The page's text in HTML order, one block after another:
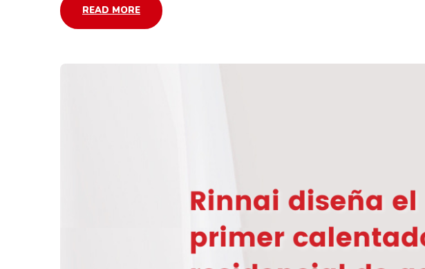
READ MORE